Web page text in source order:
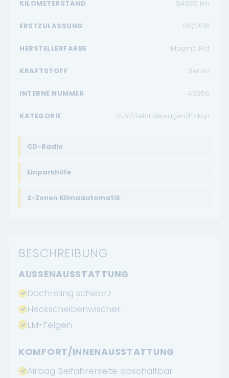
KILOMETERSTAND 94.000 km
ERSTZULASSUNG 06/2016
HERSTELLERFARBE Magma Rot
KRAFTSTOFF Benzin
INTERNE NUMMER 46356
KATEGORIE SUV/Geländewagen/Pickup
CD-Radio
Einparkhilfe
2-Zonen Klimaautomatik
BESCHREIBUNG
AUSSENAUSSTATTUNG
Dachreling schwarz
Heckscheibenwischer
LM-Felgen
KOMFORT/INNENAUSSTATTUNG
Airbag Beifahrerseite abschaltbar